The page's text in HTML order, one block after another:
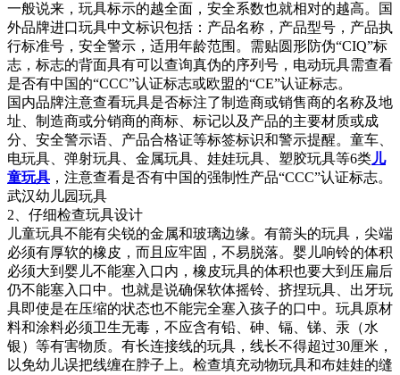
一般说来，玩具标示的越全面，安全系数也就相对的越高。国
外品牌进口玩具中文标识包括：产品名称，产品型号，产品执
行标准号，安全警示，适用年龄范围。需贴圆形防伪“CIQ”标
志，标志的背面具有可以查询真伪的序列号，电动玩具需查看
是否有中国的“CCC”认证标志或欧盟的“CE”认证标志。
国内品牌注意查看玩具是否标注了制造商或销售商的名称及地
址、制造商或分销商的商标、标记以及产品的主要材质或成
分、安全警示语、产品合格证等标签标识和警示提醒。童车、
电玩具、弹射玩具、金属玩具、娃娃玩具、塑胶玩具等6类儿
童玩具 ，注意查看是否有中国的强制性产品“CCC”认证标志。
武汉幼儿园玩具
2、仔细检查玩具设计
儿童玩具不能有尖锐的金属和玻璃边缘。有箭头的玩具，尖端
必须有厚软的橡皮，而且应牢固，不易脱落。婴儿响铃的体积
必须大到婴儿不能塞入口内，橡皮玩具的体积也要大到压扁后
仍不能塞入口中。也就是说确保软体摇铃、挤捏玩具、出牙玩
具即使是在压缩的状态也不能完全塞入孩子的口中。玩具原材
料和涂料必须卫生无毒，不应含有铅、砷、镉、锑、汞（水
银）等有害物质。有长连接线的玩具，线长不得超过30厘米，
以免幼儿误把线缠在脖子上。检查填充动物玩具和布娃娃的缝